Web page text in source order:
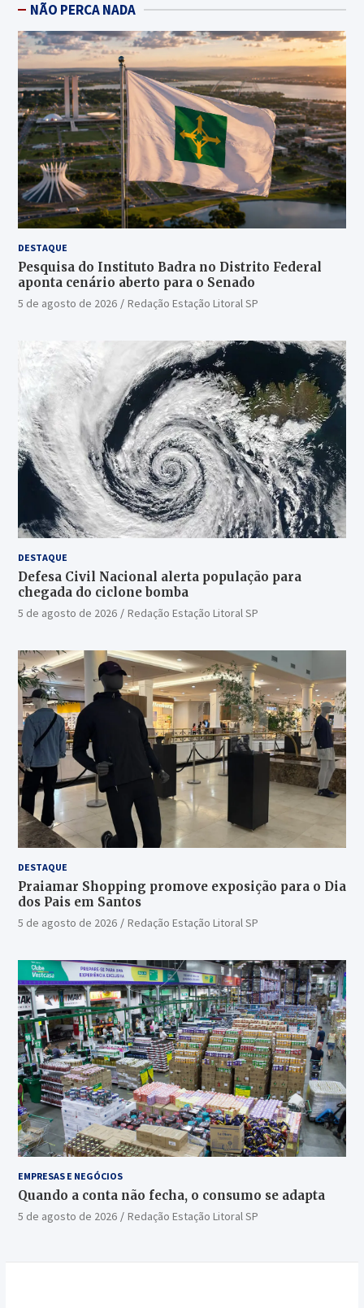
NÃO PERCA NADA
DESTAQUE
Pesquisa do Instituto Badra no Distrito Federal
aponta cenário aberto para o Senado
5 de agosto de 2026 Redação Estação Litoral SP
DESTAQUE
Defesa Civil Nacional alerta população para
chegada do ciclone bomba
5 de agosto de 2026 Redação Estação Litoral SP
DESTAQUE
Praiamar Shopping promove exposição para o Dia
dos Pais em Santos
5 de agosto de 2026 Redação Estação Litoral SP
EMPRESAS E NEGÓCIOS
Quando a conta não fecha, o consumo se adapta
5 de agosto de 2026 Redação Estação Litoral SP